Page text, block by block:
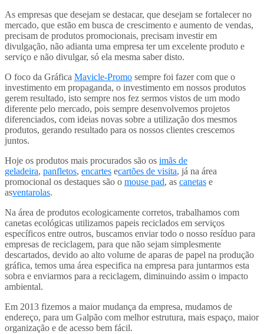
As empresas que desejam se destacar, que desejam se fortalecer no
mercado, que estão em busca de crescimento e aumento de vendas,
precisam de produtos promocionais, precisam investir em
divulgação, não adianta uma empresa ter um excelente produto e
serviço e não divulgar, só ela mesma saber disto.
O foco da Gráfica Mavicle-Promo sempre foi fazer com que o
investimento em propaganda, o investimento em nossos produtos
gerem resultado, isto sempre nos fez sermos vistos de um modo
diferente pelo mercado, pois sempre desenvolvemos projetos
diferenciados, com ideias novas sobre a utilização dos mesmos
produtos, gerando resultado para os nossos clientes crescemos
juntos.
Hoje os produtos mais procurados são os imãs de
geladeira, panfletos, encartes ecartões de visita, já na área
promocional os destaques são o mouse pad, as canetas e
asventarolas.
Na área de produtos ecologicamente corretos, trabalhamos com
canetas ecológicas utilizamos papeis reciclados em serviços
específicos entre outros, buscamos enviar todo o nosso resíduo para
empresas de reciclagem, para que não sejam simplesmente
descartados, devido ao alto volume de aparas de papel na produção
gráfica, temos uma área especifica na empresa para juntarmos esta
sobra e enviarmos para a reciclagem, diminuindo assim o impacto
ambiental.
Em 2013 fizemos a maior mudança da empresa, mudamos de
endereço, para um Galpão com melhor estrutura, mais espaço, maior
organização e de acesso bem fácil.